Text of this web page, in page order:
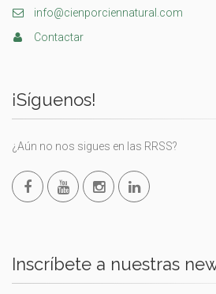
info@cienporciennatural.com
Contactar
¡Síguenos!
¿Aún no nos sigues en las RRSS?
Inscríbete a nuestras